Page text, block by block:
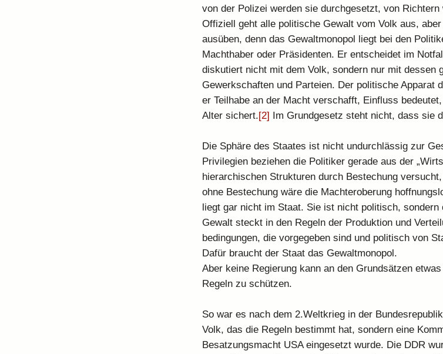
von der Polizei werden sie durchgesetzt, von
Offiziell geht alle politische Gewalt vom Volk aus,
ausüben, denn das Gewaltmonopol liegt bei den
Machthaber oder Präsidenten. Er entscheidet im
diskutiert nicht mit dem Volk, sondern nur mit dessen
Gewerkschaften und Parteien. Der politische Apparat
er Teilhabe an der Macht verschafft, Einfluss
Alter sichert.[2] Im Grundgesetz steht nicht, dass sie
Die Sphäre des Staates ist nicht undurchlässig zur
Privilegien beziehen die Politiker gerade aus der
hierarchischen Strukturen durch Bestechung
ohne Bestechung wäre die Machteroberung
liegt gar nicht im Staat. Sie ist nicht politisch,
Gewalt steckt in den Regeln der Produktion und
bedingungen, die vorgegeben sind und politisch von
Dafür braucht der Staat das Gewaltmonopol.
Aber keine Regierung kann an den Grundsätzen
Regeln zu schützen.
So war es nach dem 2.Weltkrieg in der
Volk, das die Regeln bestimmt hat, sondern eine
Besatzungsmacht USA eingesetzt wurde. Die DDR